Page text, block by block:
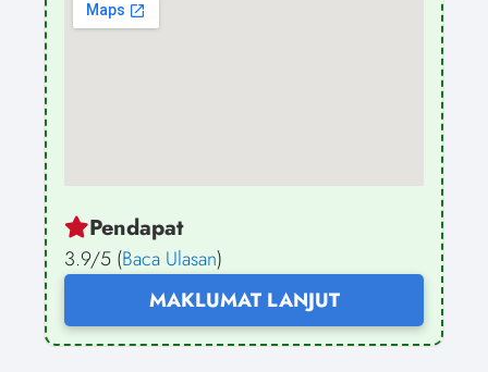
Pendapat
3.9/5 (Baca Ulasan)
MAKLUMAT LANJUT